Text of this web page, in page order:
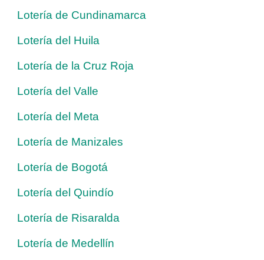
Lotería de Cundinamarca
Lotería del Huila
Lotería de la Cruz Roja
Lotería del Valle
Lotería del Meta
Lotería de Manizales
Lotería de Bogotá
Lotería del Quindío
Lotería de Risaralda
Lotería de Medellín